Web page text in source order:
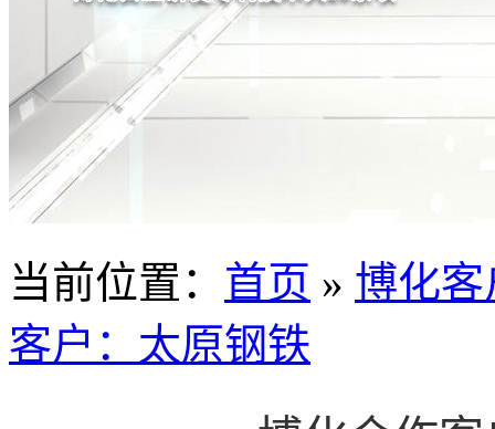
当前位置 ： 首页 » 博化
客户：太原钢铁